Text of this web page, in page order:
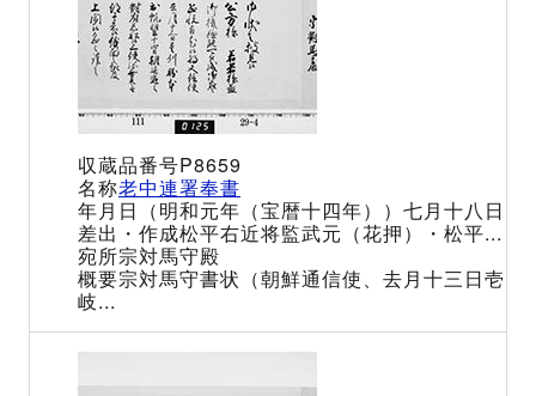
P8659
老中連署奉書
（明和元年（宝暦十四年））七月十八日
松平右近将監武元（花押）・松平...
宗対馬守殿
宗対馬守書状（朝鮮通信使、去月十三日壱
岐...